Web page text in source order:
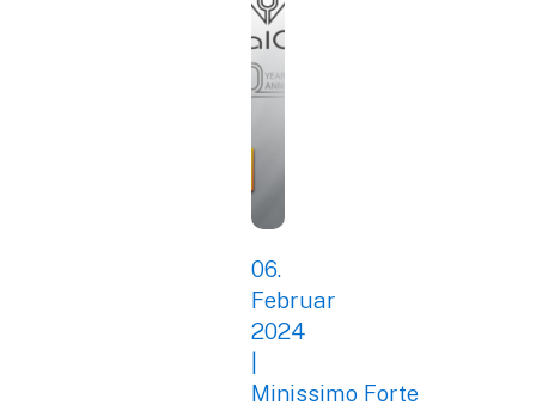
06.
Februar
2024
Minissimo Forte